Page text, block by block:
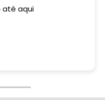
até aqui